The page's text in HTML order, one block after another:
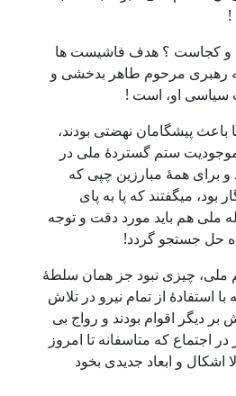
!
کجاست ؟ هدف فاشیست ها
به رهبری مرحوم طاهر بدخشی و
سیاسی او، است !
پیشگامان نهضتی بودند،
موجودیت ستم گستردۀ ملی در
برای همۀ مبارزین چپی که
بود، میگفتند که پا به پای
ملی هم باید مورد دقت و توجه
حل جستجو گردد!
ملی، چیزی نبود جز همان سلطۀ
استفادۀ از تمام نیرو در تلاش
دیگر اقوام بودند و رواج بی
اجتماع که متاسفانه تا امروز
و ابعاد جدیدی بخود